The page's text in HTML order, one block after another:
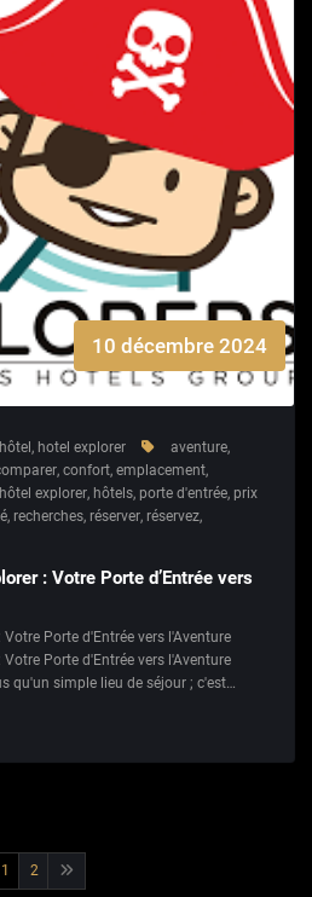
10 décembre 2024
hôtel , hotel explorer aventure,
, confort, emplacement,
hôtel explorer, hôtels, porte d'entrée, prix
, recherches, réserver, réservez,
: Votre Porte d’Entrée vers
Porte d'Entrée vers l'Aventure
Porte d'Entrée vers l'Aventure
qu'un simple lieu de séjour ; c'est…
Pagination
1 2